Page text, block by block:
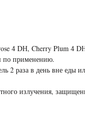
4 DН, Cherry Plum 4
по применению.
2 раза в день вне еды
излучения,